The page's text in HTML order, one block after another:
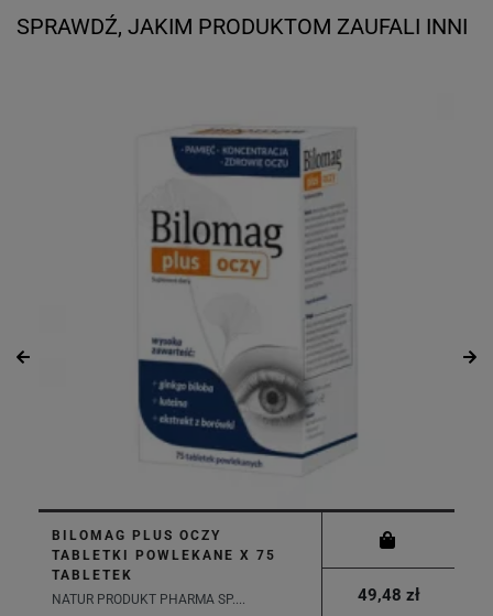
SPRAWDŹ, JAKIM PRODUKTOM ZAUFALI INNI
BILOMAG PLUS OCZY
TABLETKI POWLEKANE X 75
TABLETEK
NATUR PRODUKT PHARMA SP....
49,48 zł